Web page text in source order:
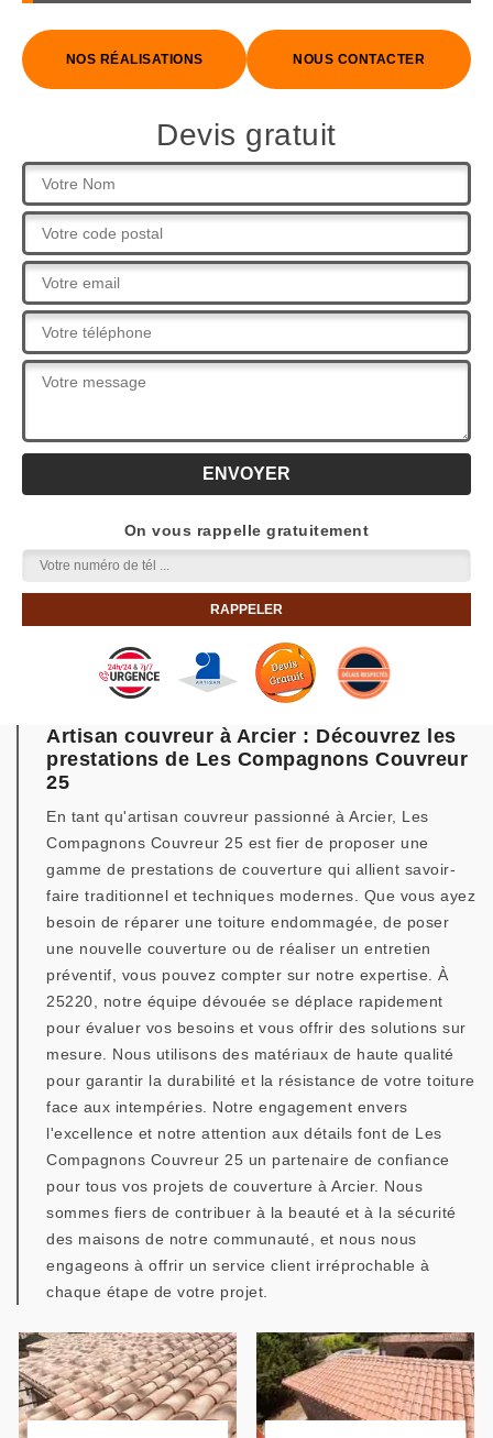
NOS RÉALISATIONS NOUS CONTACTER
Devis gratuit
On vous rappelle gratuitement
Artisan couvreur à Arcier : Découvrez les
prestations de Les Compagnons Couvreur
25
En tant qu'artisan couvreur passionné à Arcier, Les
Compagnons Couvreur 25 est fier de proposer une
gamme de prestations de couverture qui allient savoir-
faire traditionnel et techniques modernes. Que vous ayez
besoin de réparer une toiture endommagée, de poser
une nouvelle couverture ou de réaliser un entretien
préventif, vous pouvez compter sur notre expertise. À
25220, notre équipe dévouée se déplace rapidement
pour évaluer vos besoins et vous offrir des solutions sur
mesure. Nous utilisons des matériaux de haute qualité
pour garantir la durabilité et la résistance de votre toiture
face aux intempéries. Notre engagement envers
l'excellence et notre attention aux détails font de Les
Compagnons Couvreur 25 un partenaire de confiance
pour tous vos projets de couverture à Arcier. Nous
sommes fiers de contribuer à la beauté et à la sécurité
des maisons de notre communauté, et nous nous
engageons à offrir un service client irréprochable à
chaque étape de votre projet.